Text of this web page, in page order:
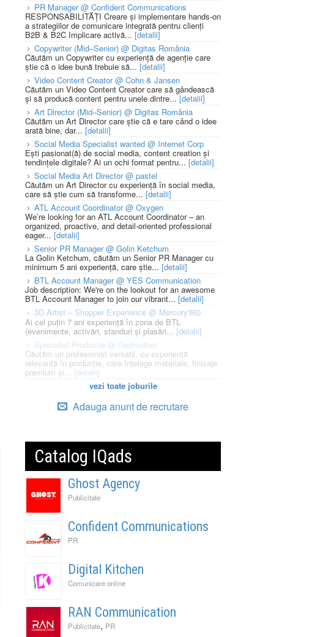
PR Manager @ Confident Communications
RESPONSABILITĂȚI Creare și implementare hands-on
a strategiilor de comunicare integrată pentru clienți
B2B & B2C Implicare activă... [detalii]
Copywriter (Mid–Senior) @ Digitas România
Căutăm un Copywriter cu experiență de agenție care
știe că o idee bună trebuie să... [detalii]
Video Content Creator @ Cohn & Jansen
Căutăm un Video Content Creator care să gândească
și să producă content pentru unele dintre...[detalii]
Art Director (Mid–Senior) @ Digitas România
Căutăm un Art Director care știe că e tare când o idee
arată bine, dar... [detalii]
Social Media Specialist wanted @ Internet Corp
Ești pasionat(ă) de social media, content creation și
tendințele digitale? Ai un ochi format pentru... [detalii]
Social Media Art Director @ pastel
Căutăm un Art Director cu experiență în social media,
care să știe cum să transforme... [detalii]
ATL Account Coordinator @ Oxygen
We’re looking for an ATL Account Coordinator – an
organized, proactive, and detail-oriented professional
eager... [detalii]
Senior PR Manager @ Golin Ketchum
La Golin Ketchum, căutăm un Senior PR Manager cu
minimum 5 ani experiență, care știe... [detalii]
BTL Account Manager @ YES Communication
Job description: We're on the lookout for an awesome
BTL Account Manager to join our vibrant... [detalii]
3D Artist – Shopper Experience @ Mercury360
Ai cel puțin 7 ani experiență în zona de BTL
(evenimente, activări, standuri și plasări... [detalii]
Specialist Productie @ Godmother
Căutăm un profesionist versatil, cu experiență
relevantă în producție, care înțelege materiale, finisaje
premium și... [detalii]
vezi toate joburile
Adauga anunt de recrutare
Catalog IQads
Ghost Agency
Publicitate
Confident Communications
PR
Digital Kitchen
Comunicare online
RAN Communication
Publicitate, PR